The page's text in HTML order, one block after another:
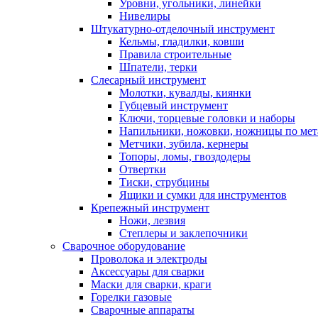
Уровни, угольники, линейки
Нивелиры
Штукатурно-отделочный инструмент
Кельмы, гладилки, ковши
Правила строительные
Шпатели, терки
Слесарный инструмент
Молотки, кувалды, киянки
Губцевый инструмент
Ключи, торцевые головки и наборы
Напильники, ножовки, ножницы по
Метчики, зубила, кернеры
Топоры, ломы, гвоздодеры
Отвертки
Тиски, струбцины
Ящики и сумки для инструментов
Крепежный инструмент
Ножи, лезвия
Степлеры и заклепочники
Сварочное оборудование
Проволока и электроды
Аксессуары для сварки
Маски для сварки, краги
Горелки газовые
Сварочные аппараты